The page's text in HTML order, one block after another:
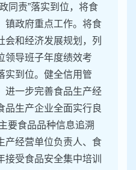
同责”落实到位，将食
镇政府重点工作。将食
会和经济发展规划，列
领导班子年度绩效考
实到位。健全信用管
进一步完善食品生产经
品生产企业全面实行良
要食品品种信息追溯
产经营单位负责人、食
受食品安全集中培训